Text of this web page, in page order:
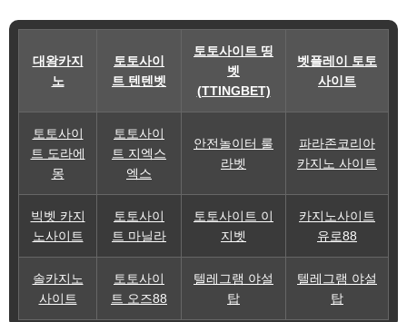
대왕카지
노
토토사이
트 텐텐벳
토토사이트 띵
벳
(TTINGBET)
벳플레이 토토
사이트
토토사이
트 도라에
몽
토토사이
트 지엑스
엑스
안전놀이터 룰
라벳
파라존코리아
카지노 사이트
빅벳 카지
노사이트
토토사이
트 마닐라
토토사이트 이
지벳
카지노사이트
유로88
솔카지노
사이트
토토사이
트 오즈88
텔레그램 야설
탑
텔레그램 야설
탑